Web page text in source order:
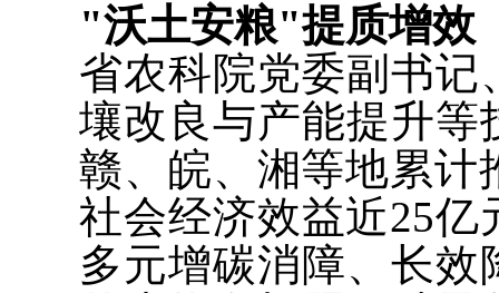
"沃土安粮"提质增效
省农科院党委副书记
壤改良与产能提升等
赣、皖、湘等地累计
社会经济效益近25
多元增碳消障、长